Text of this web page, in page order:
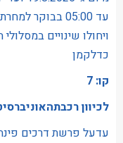
עד 05:00
כדלקמן
קו: 7
לכיוון
עדעל פרשת דרכים פינת